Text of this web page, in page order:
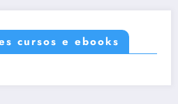
cursos e ebooks